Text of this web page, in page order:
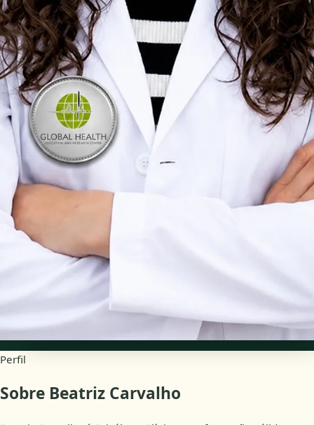
Escolher horário com Beatriz
Verificar registo
Psicóloga Clínica
Consultas de clínica geral
Portuguese, English
Consultas online
Perfil
Sobre Beatriz Carvalho